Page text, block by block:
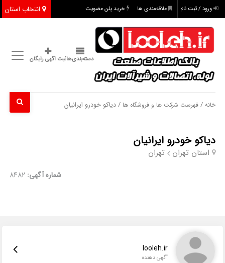
انتخاب استان ورود / ثبت نام علاقه‌مندی ها خرید پلن عضویت
دسته‌بندی‌هاثبت اگهی رایگان
خانه /فهرست شرکت ها و فروشگاه ها / دیاکو خودرو ایرانیان
دیاکو خودرو ایرانیان
استان تهران تهران
شماره آگهی: 8482
looleh.ir
آگهی دهنده